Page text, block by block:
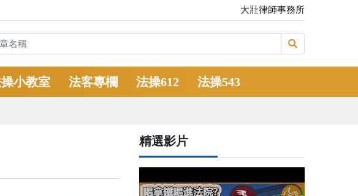
大壯律師事務所
小教室 法客專欄 法操612 法操543
精選影片